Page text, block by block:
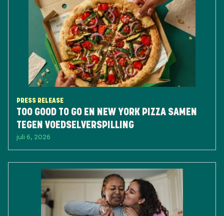
PRESS RELEASE
TOO GOOD TO GO EN NEW YORK PIZZA SAMEN
TEGEN VOEDSELVERSPILLING
juli 6, 2026